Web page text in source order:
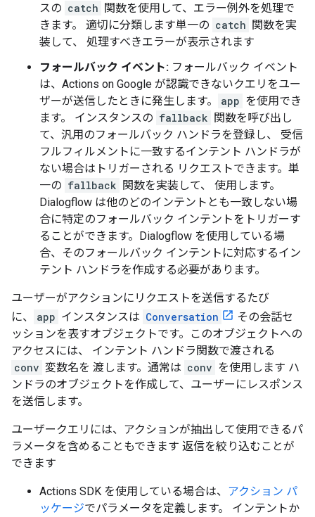
スの catch 関数を使用して、エラー例外を処理で
きます。 適切に分類します単一の catch 関数を実
装して、 処理すべきエラーが表示されます
フォールバック イベント: フォールバック イベント
は、Actions on Google が認識できないクエリをユー
ザーが送信したときに発生します。
app を使用でき
ます。 インスタンスの fallback 関数を呼び出し
て、汎用のフォールバック ハンドラを登録し、 受信
フルフィルメントに一致するインテント ハンドラが
ない場合はトリガーされる リクエストできます。単
一の fallback 関数を実装して、 使用します。
Dialogflow は他のどのインテントとも一致しない場
合に特定のフォールバック インテントをトリガーす
ることができます。Dialogflow を使用している場
合、そのフォールバック インテントに対応するイン
テント ハンドラを作成する必要があります。
ユーザーがアクションにリクエストを送信するたび
に、
app インスタンスは Conversation
その会話セ
ッションを表すオブジェクトです。このオブジェクトへの
アクセスには、 インテント ハンドラ関数で渡される
conv 変数名を 渡します。通常は conv を使用します ハ
ンドラのオブジェクトを作成して、ユーザーにレスポンス
を送信します。
ユーザークエリには、アクションが抽出して使用できるパ
ラメータを含めることもできます 返信を絞り込むことが
できます
Actions SDK を使用している場合は、 アクション パ
ッケージでパラメータを定義します。 インテントか